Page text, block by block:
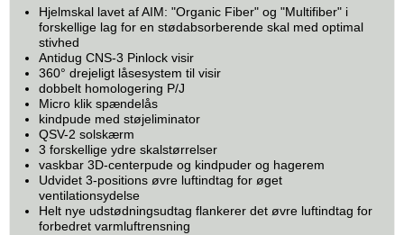
Hjelmskal lavet af AIM: "Organic Fiber" og "Multifiber" i
forskellige lag for en stødabsorberende skal med optimal
stivhed
Antidug CNS-3 Pinlock visir
360° drejeligt låsesystem til visir
dobbelt homologering P/J
Micro klik spændelås
kindpude med støjeliminator
QSV-2 solskærm
3 forskellige ydre skalstørrelser
vaskbar 3D-centerpude og kindpuder og hagerem
Udvidet 3-positions øvre luftindtag for øget
ventilationsydelse
Helt nye udstødningsudtag flankerer det øvre luftindtag for
forbedret varmluftrensning